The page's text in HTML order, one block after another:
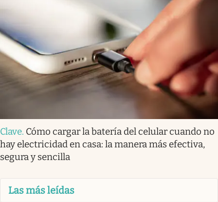
Clave. Cómo cargar la batería del celular cuando no
hay electricidad en casa: la manera más efectiva,
segura y sencilla
Las más leídas